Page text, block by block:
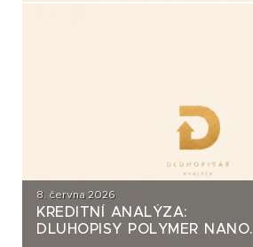
8. června 2026
KREDITNÍ ANALÝZA:
DLUHOPISY POLYMER NANO